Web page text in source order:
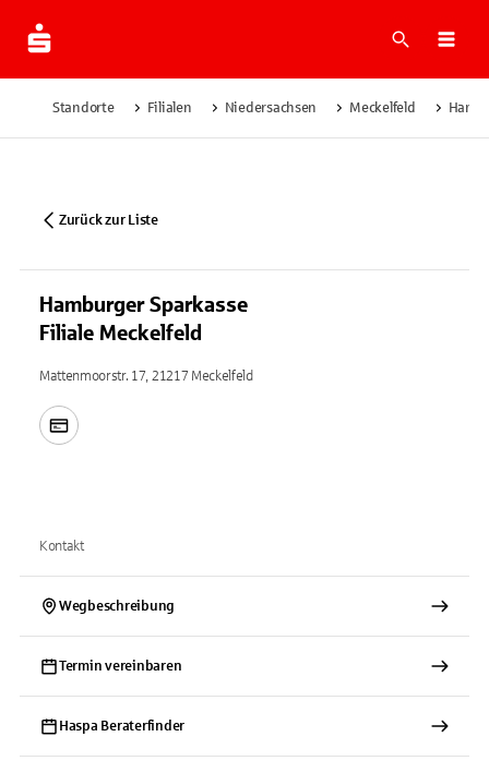
Suche
Standorte Filialen Niedersachsen Meckelfeld
Zurück zur Liste
Hamburger Sparkasse
Filiale Meckelfeld
Mattenmoorstr. 17, 21217 Meckelfeld
Kontakt
Wegbeschreibung
Termin vereinbaren
Haspa Beraterfinder